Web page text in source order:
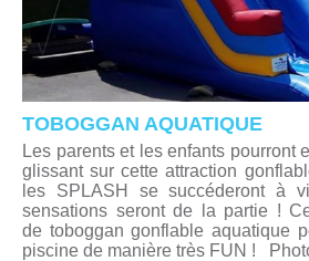
TOBOGGAN AQUATIQUE
Les parents et les enfants pourront
glissant sur cette attraction
les SPLASH se succéderont à
sensations seront de la partie !
de toboggan gonflable aquatique
piscine de manière très FUN !